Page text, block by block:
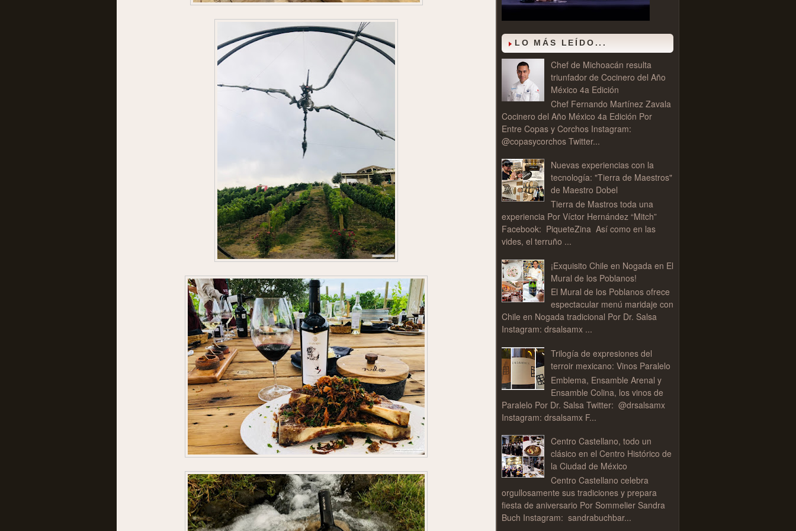
LO MÁS LEÍDO...
Chef de Michoacán resulta
triunfador de Cocinero del Año
México 4a Edición
Chef Fernando Martínez Zavala
Cocinero del Año México 4a Edición Por
Entre Copas y Corchos Instagram:
@copasycorchos Twitter...
Nuevas experiencias con la
tecnología: "Tierra de Maestros"
de Maestro Dobel
Tierra de Mastros toda una
experiencia Por Víctor Hernández “Mitch”
Facebook: PiqueteZina Así como en las
vides, el terruño ...
¡Exquisito Chile en Nogada en El
Mural de los Poblanos!
El Mural de los Poblanos ofrece
espectacular menú maridaje con
Chile en Nogada tradicional Por Dr. Salsa
Instagram: drsalsamx ...
Trilogía de expresiones del
terroir mexicano: Vinos Paralelo
Emblema, Ensamble Arenal y
Ensamble Colina, los vinos de
Paralelo Por Dr. Salsa Twitter: @drsalsamx
Instagram: drsalsamx F...
Centro Castellano, todo un
clásico en el Centro Histórico de
la Ciudad de México
Centro Castellano celebra
orgullosamente sus tradiciones y prepara
fiesta de aniversario Por Sommelier Sandra
Buch Instagram: sandrabuchbar...